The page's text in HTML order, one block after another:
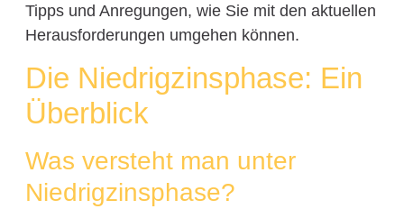
Tipps und Anregungen, wie Sie mit den aktuellen
Herausforderungen umgehen können.
Die Niedrigzinsphase: Ein
Überblick
Was versteht man unter
Niedrigzinsphase?